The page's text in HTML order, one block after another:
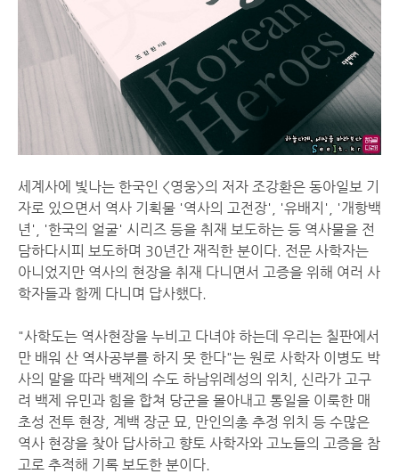
세계사에 빛나는 한국인 <영웅>의 저자 조강환은 동아일보 기
자로 있으면서 역사 기획물 '역사의 고전장', '유배지', '개항백
년', '한국의 얼굴' 시리즈 등을 취재 보도하는 등 역사물을 전
담하다시피 보도하며 30년간 재직한 분이다. 전문 사학자는
아니었지만 역사의 현장을 취재 다니면서 고증을 위해 여러 사
학자들과 함께 다니며 답사했다.
"사학도는 역사현장을 누비고 다녀야 하는데 우리는 칠판에서
만 배워 산 역사공부를 하지 못 한다"는 원로 사학자 이병도 박
사의 말을 따라 백제의 수도 하남위례성의 위치, 신라가 고구
려 백제 유민과 힘을 합쳐 당군을 몰아내고 통일을 이룩한 매
초성 전투 현장, 계백 장군 묘, 만인의총 추정 위치 등 수많은
역사 현장을 찾아 답사하고 향토 사학자와 고노들의 고증을 참
고로 추적해 기록 보도한 분이다.